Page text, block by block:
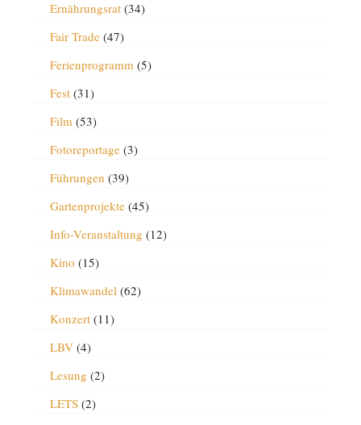
Ernährungsrat(34)
Fair Trade(47)
Ferienprogramm(5)
Fest(31)
Film(53)
Fotoreportage(3)
Führungen (39)
Gartenprojekte(45)
Info-Veranstaltung (12)
Kino (15)
Klimawandel(62)
Konzert(11)
LBV(4)
Lesung (2)
LETS(2)